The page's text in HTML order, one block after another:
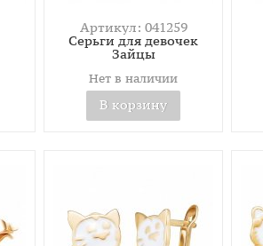
Артикул: 041259
Серьги для девочек
Зайцы
Нет в наличии
В корзину